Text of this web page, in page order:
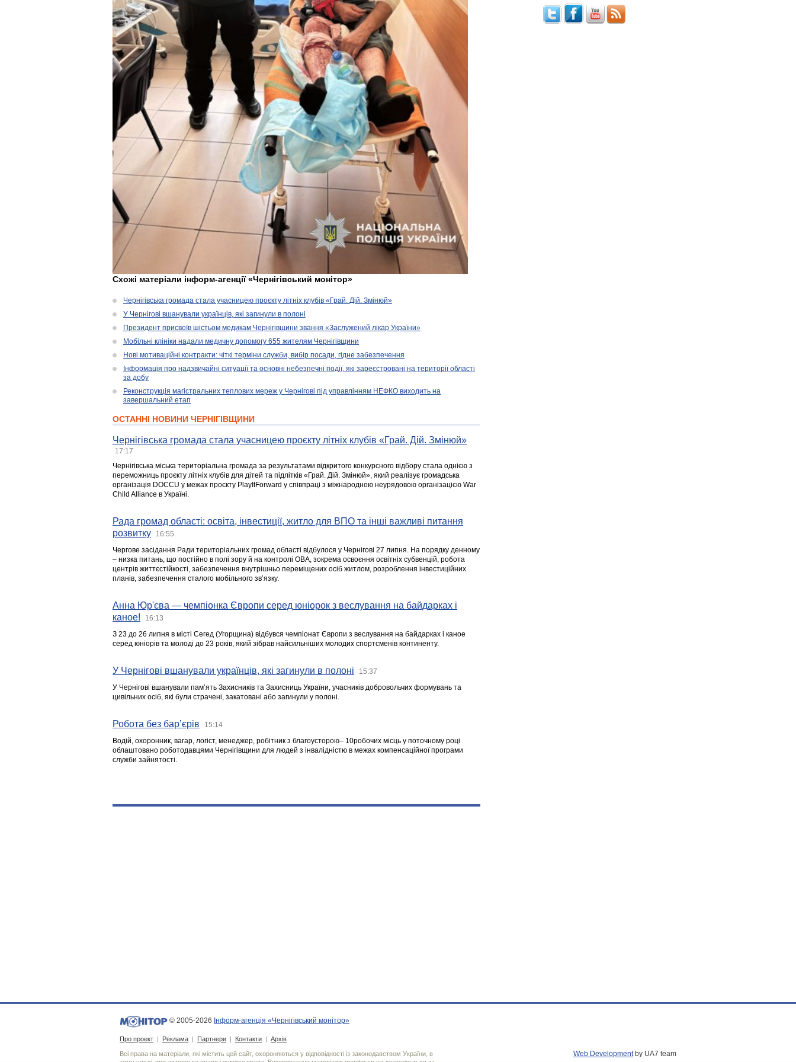
Схожі матеріали інформ-агенції «Чернігівський монітор»
Чернігівська громада стала учасницею проєкту літніх клубів «Грай. Дій. Змінюй»
У Чернігові вшанували українців, які загинули в полоні
Президент присвоїв шістьом медикам Чернігівщини звання «Заслужений лікар України»
Мобільні клініки надали медичну допомогу 655 жителям Чернігівщини
Нові мотиваційні контракти: чіткі терміни служби, вибір посади, гідне забезпечення
Інформація про надзвичайні ситуації та основні небезпечні події, які зареєстровані на території області
за добу
Реконструкція магістральних теплових мереж у Чернігові під управлінням НЕФКО виходить на
завершальний етап
ОСТАННІ НОВИНИ ЧЕРНІГІВЩИНИ
Чернігівська громада стала учасницею проєкту літніх клубів «Грай. Дій. Змінюй»
17:17
Чернігівська міська територіальна громада за результатами відкритого конкурсного відбору стала однією з
переможниць проєкту літніх клубів для дітей та підлітків «Грай. Дій. Змінюй», який реалізує громадська
організація DOCCU у межах проєкту PlayItForward у співпраці з міжнародною неурядовою організацією War
Child Alliance в Україні.
Рада громад області: освіта, інвестиції, житло для ВПО та інші важливі питання
розвитку
16:55
Чергове засідання Ради територіальних громад області відбулося у Чернігові 27 липня. На порядку денному
– низка питань, що постійно в полі зору й на контролі ОВА, зокрема освоєння освітніх субвенцій, робота
центрів життєстійкості, забезпечення внутрішньо переміщених осіб житлом, розроблення інвестиційних
планів, забезпечення сталого мобільного зв’язку.
Анна Юр'єва — чемпіонка Європи серед юніорок з веслування на байдарках і
каное!
16:13
З 23 до 26 липня в місті Сегед (Угорщина) відбувся чемпіонат Європи з веслування на байдарках і каное
серед юніорів та молоді до 23 років, який зібрав найсильніших молодих спортсменів континенту.
У Чернігові вшанували українців, які загинули в полоні 15:37
У Чернігові вшанували пам’ять Захисників та Захисниць України, учасників добровольчих формувань та
цивільних осіб, які були страчені, закатовані або загинули у полоні.
Робота без бар’єрів 15:14
Водій, охоронник, вагар, логіст, менеджер, робітник з благоусторою– 10робочих місць у поточному році
облаштовано роботодавцями Чернігівщини для людей з інвалідністю в межах компенсаційної програми
служби зайнятості.
© 2005-2026 Інформ-агенція «Чернігівський монітор»
Про проект | Реклама | Партнери | Контакти | Архів
Всі права на матеріали, які містить цей сайт, охороняються у відповідності із законодавством України, в
Web Developmentby UA7 team